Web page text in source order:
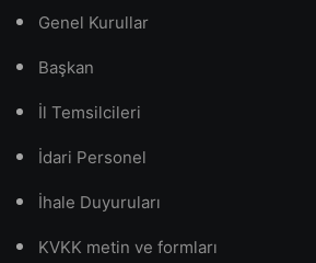
Genel Kurullar
Başkan
İl Temsilcileri
İdari Personel
İhale Duyuruları
KVKK metin ve formları